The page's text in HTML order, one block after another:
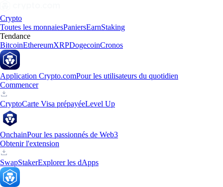
Crypto
Toutes les monnaiesPaniersEarnStaking
Tendance
BitcoinEthereumXRPDogecoinCronos
Application Crypto.comPour les utilisateurs du quotidien
Commencer
CryptoCarte Visa prépayéeLevel Up
OnchainPour les passionnés de Web3
Obtenir l'extension
SwapStakerExplorer les dApps